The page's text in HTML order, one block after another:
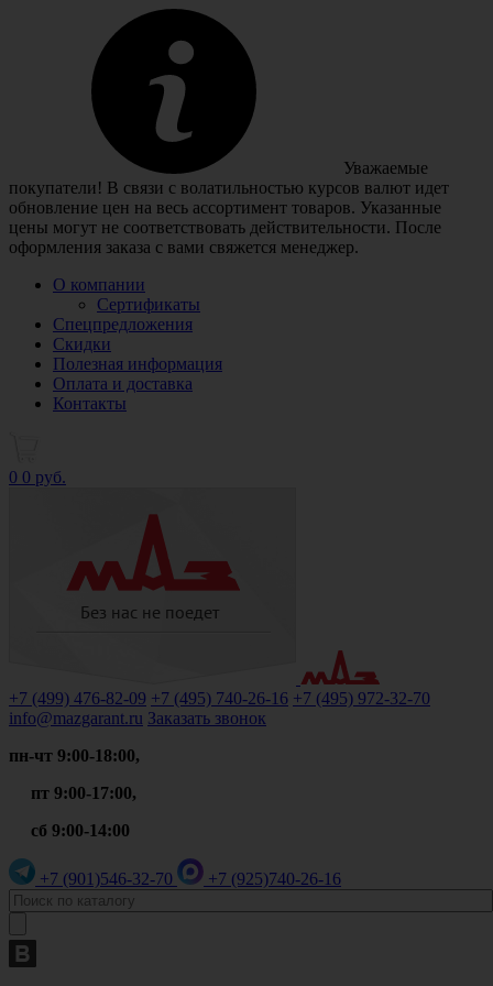
Уважаемые
покупатели! В связи с волатильностью курсов валют идет
обновление цен на весь ассортимент товаров. Указанные
цены могут не соответствовать действительности. После
оформления заказа с вами свяжется менеджер.
О компании
Сертификаты
Спецпредложения
Скидки
Полезная информация
Оплата и доставка
Контакты
0 0 руб.
+7 (499) 476-82-09 +7 (495) 740-26-16 +7 (495) 972-32-70
info@mazgarant.ru Заказать звонок
пн-чт 9:00-18:00,
пт 9:00-17:00,
сб 9:00-14:00
+7 (901)546-32-70 +7 (925)740-26-16